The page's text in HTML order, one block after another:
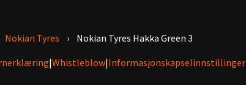
Nokian Tyres
Nokian Tyres Hakka Green 3
|Whistleblow|Informasjonskapselinnstillinger